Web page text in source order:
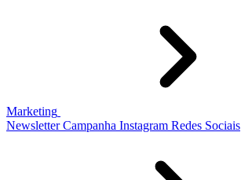
Marketing
Newsletter Campanha Instagram Redes Sociais